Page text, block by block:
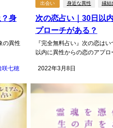
身
の異性
咲七穂
出会い 身近な異性 縁結
次の恋占い｜30日以
プローチがある？
『完全無料占い』次の恋は
以内に異性からの恋のアプロ
2022年3月8日